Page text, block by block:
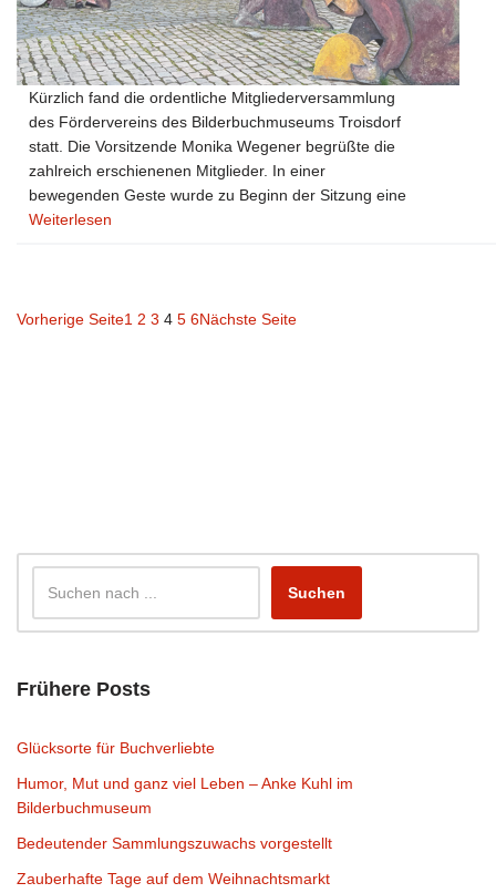
Kürzlich fand die ordentliche Mitgliederversammlung
des Fördervereins des Bilderbuchmuseums Troisdorf
statt. Die Vorsitzende Monika Wegener begrüßte die
zahlreich erschienenen Mitglieder. In einer
bewegenden Geste wurde zu Beginn der Sitzung eine
Weiterlesen
Vorherige Seite1 2 3 4 5 6Nächste Seite
Suchen
Frühere Posts
Glücksorte für Buchverliebte
Humor, Mut und ganz viel Leben – Anke Kuhl im
Bilderbuchmuseum
Bedeutender Sammlungszuwachs vorgestellt
Zauberhafte Tage auf dem Weihnachtsmarkt